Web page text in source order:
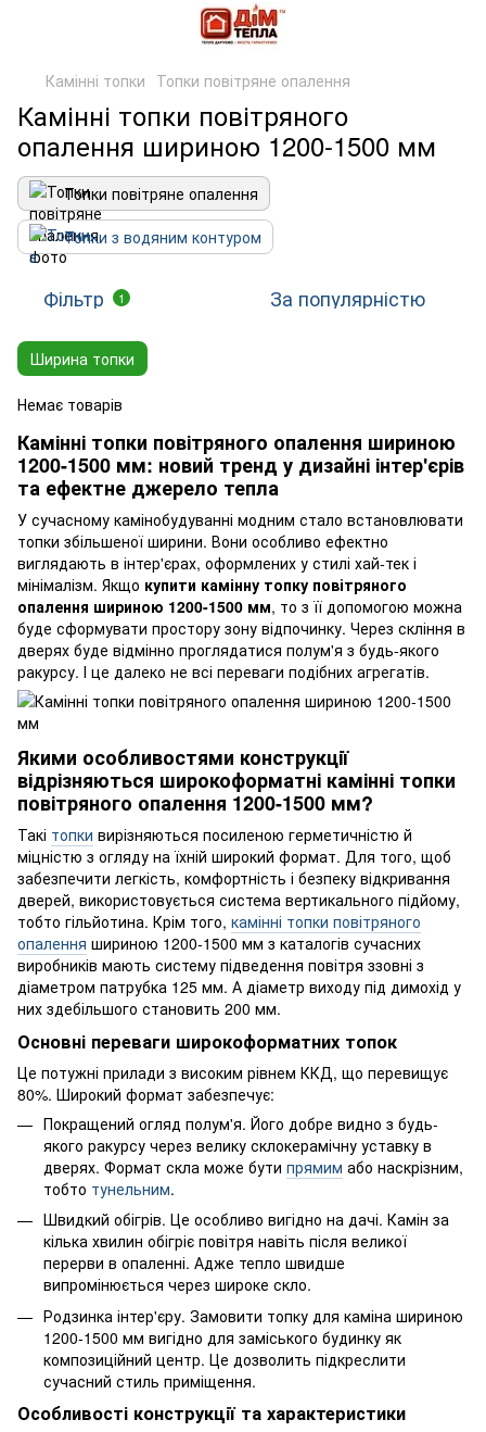
Камінні топки Топки повітряне опалення
Камінні топки повітряного
опалення шириною 1200-1500 мм
Топки повітряне опалення
Топки з водяним контуром
Фільтр 1 За популярністю
Ширина топки
Немає товарів
Камінні топки повітряного опалення шириною
1200-1500 мм: новий тренд у дизайні інтер'єрів
та ефектне джерело тепла
У сучасному камінобудуванні модним стало встановлювати
топки збільшеної ширини. Вони особливо ефектно
виглядають в інтер'єрах, оформлених у стилі хай-тек і
мінімалізм. Якщо купити камінну топку повітряного
опалення шириною 1200-1500 мм, то з її допомогою можна
буде сформувати простору зону відпочинку. Через скління в
дверях буде відмінно проглядатися полум'я з будь-якого
ракурсу. І це далеко не всі переваги подібних агрегатів.
Якими особливостями конструкції
відрізняються широкоформатні камінні топки
повітряного опалення 1200-1500 мм?
Такі топки вирізняються посиленою герметичністю й
міцністю з огляду на їхній широкий формат. Для того, щоб
забезпечити легкість, комфортність і безпеку відкривання
дверей, використовується система вертикального підйому,
тобто гільйотина. Крім того, камінні топки повітряного
опалення шириною 1200-1500 мм з каталогів сучасних
виробників мають систему підведення повітря ззовні з
діаметром патрубка 125 мм. А діаметр виходу під димохід у
них здебільшого становить 200 мм.
Основні переваги широкоформатних топок
Це потужні прилади з високим рівнем ККД, що перевищує
80%. Широкий формат забезпечує:
Покращений огляд полум'я. Його добре видно з будь-
якого ракурсу через велику склокерамічну уставку в
дверях. Формат скла може бути прямим або наскрізним,
тобто тунельним.
Швидкий обігрів. Це особливо вигідно на дачі. Камін за
кілька хвилин обігріє повітря навіть після великої
перерви в опаленні. Адже тепло швидше
випромінюється через широке скло.
Родзинка інтер'єру. Замовити топку для каміна шириною
1200-1500 мм вигідно для заміського будинку як
композиційний центр. Це дозволить підкреслити
сучасний стиль приміщення.
Особливості конструкції та характеристики